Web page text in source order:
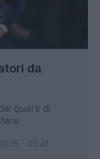
da
quarti di